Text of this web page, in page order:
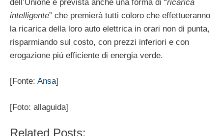
dell’Unione è prevista anche una forma di “ricarica
intelligente” che premierà tutti coloro che effettueranno
la ricarica della loro auto elettrica in orari non di punta,
risparmiando sul costo, con prezzi inferiori e con
erogazione più efficiente di energia verde.
[Fonte: Ansa]
[Foto: allaguida]
Related Posts: